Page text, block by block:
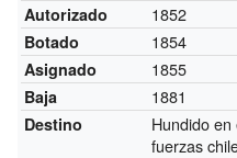
Autorizado 1852
Botado 1854
Asignado 1855
Baja 1881
Destino Hundido
fuerzas